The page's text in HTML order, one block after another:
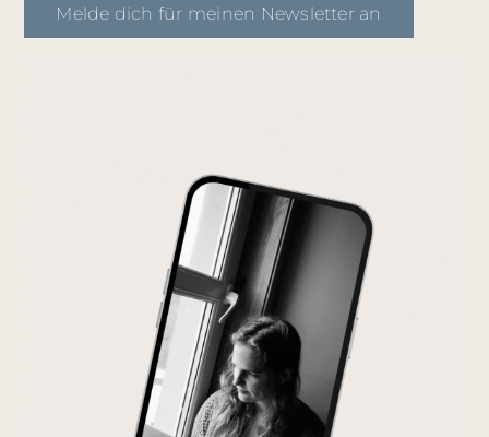
Melde dich für meinen Newsletter an